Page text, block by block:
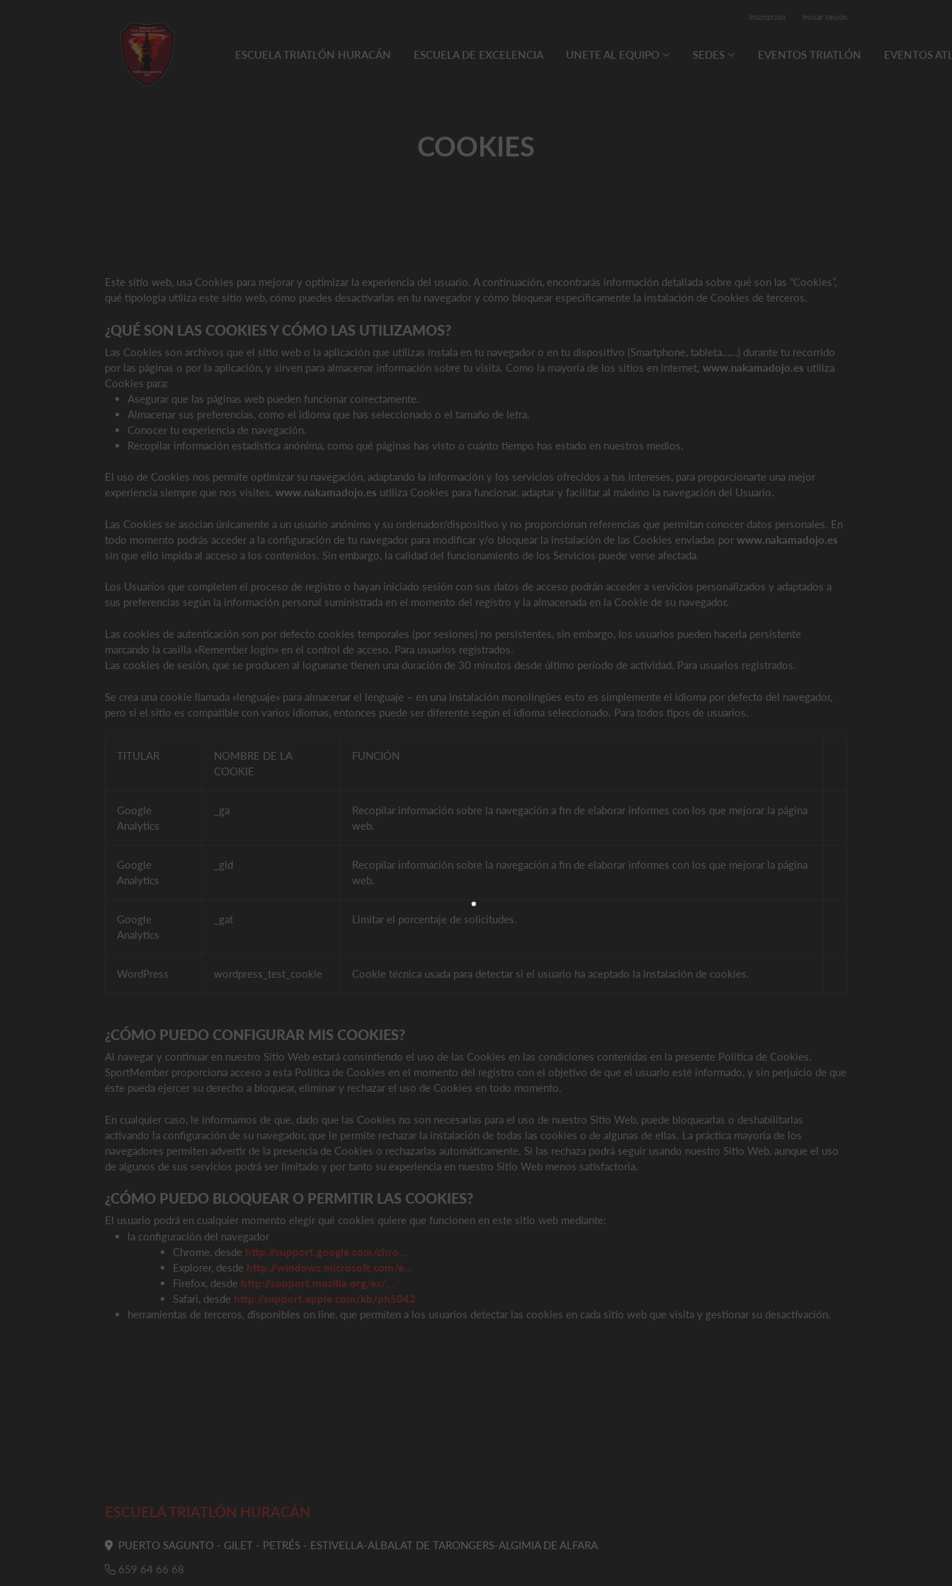
Inscripción Iniciar sesión
ESCUELA TRIATLÓN HURACÁN ESCUELA DE EXCELENCIA UNETE AL EQUIPO SEDES EVENTOS TRIATLÓN EVENTOS
COOKIES
Este sitio web, usa Cookies para mejorar y optimizar la experiencia del usuario. A continuación, encontrarás información detallada sobre qué son las “Cookies”,
qué tipología utiliza este sitio web, cómo puedes desactivarlas en tu navegador y cómo bloquear específicamente la instalación de Cookies de terceros.
¿QUÉ SON LAS COOKIES Y CÓMO LAS UTILIZAMOS?
Las Cookies son archivos que el sitio web o la aplicación que utilizas instala en tu navegador o en tu dispositivo (Smartphone, tableta……) durante tu recorrido
por las páginas o por la aplicación, y sirven para almacenar información sobre tu visita. Como la mayoría de los sitios en internet , www.nakamadojo.es utiliza
Cookies para:
Asegurar que las páginas web pueden funcionar correctamente.
Almacenar sus preferencias, como el idioma que has seleccionado o el tamaño de letra.
Conocer tu experiencia de navegación.
Recopilar información estadística anónima, como qué páginas has visto o cuánto tiempo has estado en nuestros medios.
El uso de Cookies nos permite optimizar su navegación, adaptando la información y los servicios ofrecidos a tus intereses, para proporcionarte una mejor
experiencia siempre que nos visites. www.nakamadojo.es utiliza Cookies para funcionar, adaptar y facilitar al máximo la navegación del Usuario.
Las Cookies se asocian únicamente a un usuario anónimo y su ordenador/dispositivo y no proporcionan referencias que permitan conocer datos personales. En
todo momento podrás acceder a la configuración de tu navegador para modificar y/o bloquear la instalación de las Cookies enviadas por www.nakamadojo.es
sin que ello impida al acceso a los contenidos. Sin embargo, la calidad del funcionamiento de los Servicios puede verse afectada.
Los Usuarios que completen el proceso de registro o hayan iniciado sesión con sus datos de acceso podrán acceder a servicios personalizados y adaptados a
sus preferencias según la información personal suministrada en el momento del registro y la almacenada en la Cookie de su navegador.
Las cookies de autenticación son por defecto cookies temporales (por sesiones) no persistentes, sin embargo, los usuarios pueden hacerla persistente
marcando la casilla «Remember login» en el control de acceso. Para usuarios registrados.
Las cookies de sesión, que se producen al loguearse tienen una duración de 30 minutos desde último período de actividad. Para usuarios registrados.
Se crea una cookie llamada «lenguaje» para almacenar el lenguaje – en una instalación monolingües esto es simplemente el idioma por defecto del navegador,
pero si el sitio es compatible con varios idiomas, entonces puede ser diferente según el idioma seleccionado. Para todos tipos de usuarios.
TITULAR
NOMBRE DE LA
COOKIE
FUNCIÓN
Google
Analytics
_ga
Recopilar información sobre la navegación a fin de elaborar informes con los que mejorar la página
web.
Google
Analytics
_gid
Recopilar información sobre la navegación a fin de elaborar informes con los que mejorar la página
web.
Google
Analytics
_gat Limitar el porcentaje de solicitudes.
WordPress wordpress_test_cookie Cookie técnica usada para detectar si el usuario ha aceptado la instalación de cookies.
¿CÓMO PUEDO CONFIGURAR MIS COOKIES?
Al navegar y continuar en nuestro Sitio Web estará consintiendo el uso de las Cookies en las condiciones contenidas en la presente Política de Cookies.
SportMember proporciona acceso a esta Política de Cookies en el momento del registro con el objetivo de que el usuario esté informado, y sin perjuicio de que
éste pueda ejercer su derecho a bloquear, eliminar y rechazar el uso de Cookies en todo momento.
En cualquier caso, le informamos de que, dado que las Cookies no son necesarias para el uso de nuestro Sitio Web, puede bloquearlas o deshabilitarlas
activando la configuración de su navegador, que le permite rechazar la instalación de todas las cookies o de algunas de ellas. La práctica mayoría de los
navegadores permiten advertir de la presencia de Cookies o rechazarlas automáticamente. Si las rechaza podrá seguir usando nuestro Sitio Web, aunque el uso
de algunos de sus servicios podrá ser limitado y por tanto su experiencia en nuestro Sitio Web menos satisfactoria.
¿CÓMO PUEDO BLOQUEAR O PERMITIR LAS COOKIES?
El usuario podrá en cualquier momento elegir qué cookies quiere que funcionen en este sitio web mediante:
la configuración del navegador
Chrome, desde http://support.google.com/chro...
Explorer, desde http://windows.microsoft.com/e...
Firefox, desde http://support.mozilla.org/es/...
Safari, desde http://support.apple.com/kb/ph5042
herramientas de terceros, disponibles on line, que permiten a los usuarios detectar las cookies en cada sitio web que visita y gestionar su desactivación.
ESCUELA TRIATLÓN HURACÁN
PUERTO SAGUNTO - GILET - PETRÉS - ESTIVELLA-ALBALAT DE TARONGERS-ALGIMIA DE ALFARA
659 64 66 68